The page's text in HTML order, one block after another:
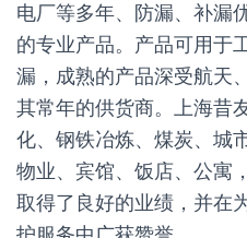
电厂等多年、防漏、补漏
的专业产品。产品可用于
漏，成熟的产品深受航天
其常年的供货商。上海昔
化、钢铁冶炼、煤炭、城
物业、宾馆、饭店、公寓
取得了良好的业绩，并在